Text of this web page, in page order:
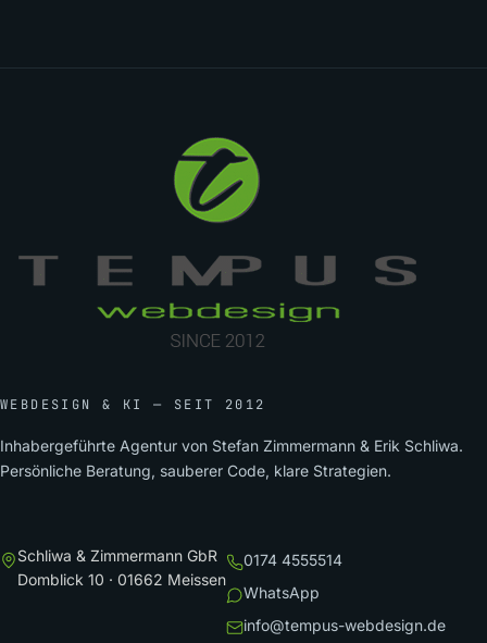
WEBDESIGN & KI — SEIT 2012
Inhabergeführte Agentur von Stefan Zimmermann & Erik Schliwa.
Persönliche Beratung, sauberer Code, klare Strategien.
Schliwa & Zimmermann GbR
Domblick 10 · 01662 Meissen
0174 4555514
WhatsApp
info@tempus-webdesign.de